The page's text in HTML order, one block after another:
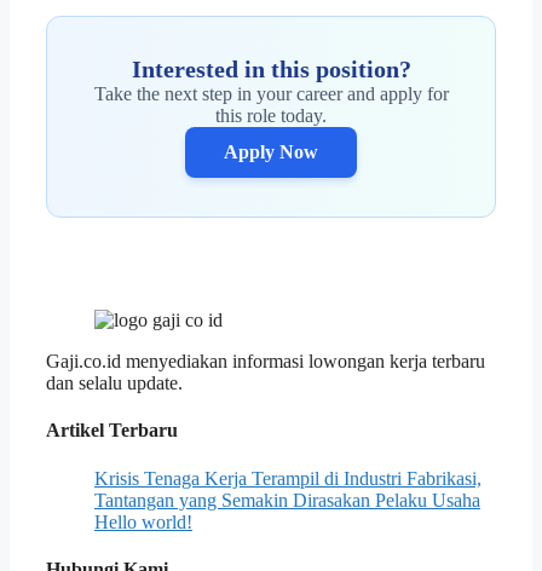
Interested in this position?
Take the next step in your career and apply for
this role today.
Apply Now
Gaji.co.id menyediakan informasi lowongan kerja terbaru
dan selalu update.
Artikel Terbaru
Krisis Tenaga Kerja Terampil di Industri Fabrikasi,
Tantangan yang Semakin Dirasakan Pelaku Usaha
Hello world!